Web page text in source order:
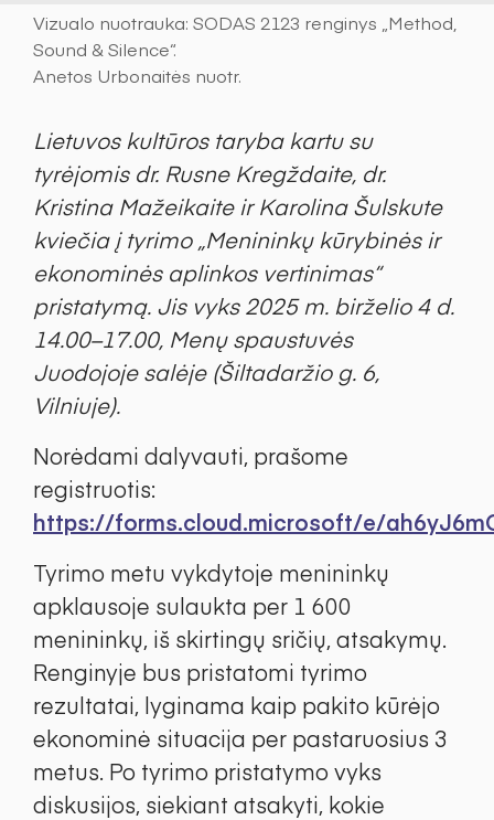
Vizualo nuotrauka: SODAS 2123 renginys „Method,
Sound & Silence“.
Anetos Urbonaitės nuotr.
Lietuvos kultūros taryba kartu su
tyrėjomis dr. Rusne Kregždaite, dr.
Kristina Mažeikaite ir Karolina Šulskute
kviečia į tyrimo „Menininkų kūrybinės ir
ekonominės aplinkos vertinimas“
pristatymą. Jis vyks 2025 m. birželio 4 d.
14.00–17.00, Menų spaustuvės
Juodojoje salėje (Šiltadaržio g. 6,
Vilniuje).
Norėdami dalyvauti, prašome
registruotis:
https://forms.cloud.microsoft/e/
Tyrimo metu vykdytoje menininkų
apklausoje sulaukta per 1 600
menininkų, iš skirtingų sričių, atsakymų.
Renginyje bus pristatomi tyrimo
rezultatai, lyginama kaip pakito kūrėjo
ekonominė situacija per pastaruosius 3
metus. Po tyrimo pristatymo vyks
diskusijos, siekiant atsakyti, kokie